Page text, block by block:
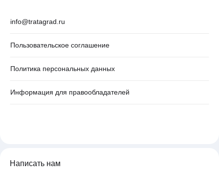
info@tratagrad.ru
Пользовательское соглашение
Политика персональных данных
Информация для правообладателей
Написать нам